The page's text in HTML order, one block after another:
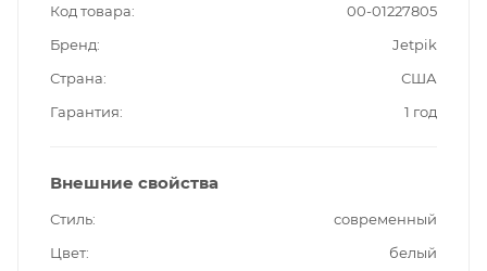
Код товара
00-01227805
Бренд
Jetpik
Страна
США
Гарантия
1 год
Внешние свойства
Стиль
современный
Цвет
белый